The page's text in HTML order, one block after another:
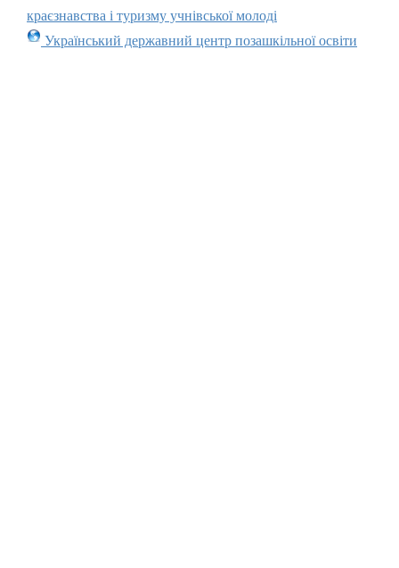
краєзнавства і туризму учнівської молоді
Український державний центр позашкільної освіти